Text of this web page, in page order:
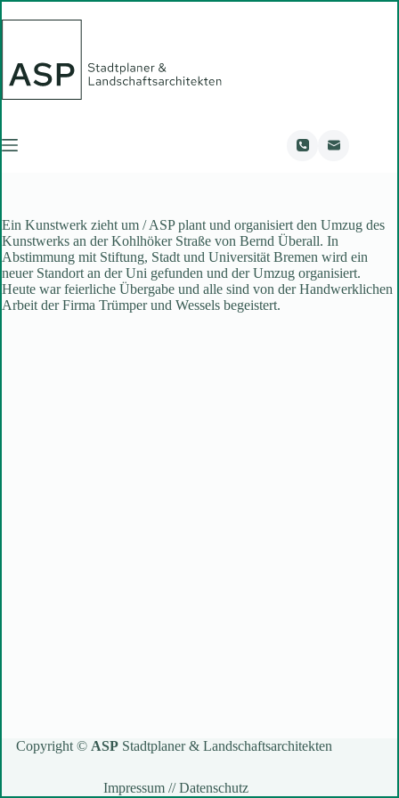
Inhalt
Ein Kunstwerk zieht um / ASP plant und organisiert den Umzug des
Kunstwerks an der Kohlhöker Straße von Bernd Überall. In
Abstimmung mit Stiftung, Stadt und Universität Bremen wird ein
neuer Standort an der Uni gefunden und der Umzug organisiert.
Heute war feierliche Übergabe und alle sind von der Handwerklichen
Arbeit der Firma Trümper und Wessels begeistert.
Copyright © ASPStadtplaner & Landschaftsarchitekten
Impressum//Datenschutz